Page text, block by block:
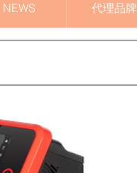
NEWS 代理品牌